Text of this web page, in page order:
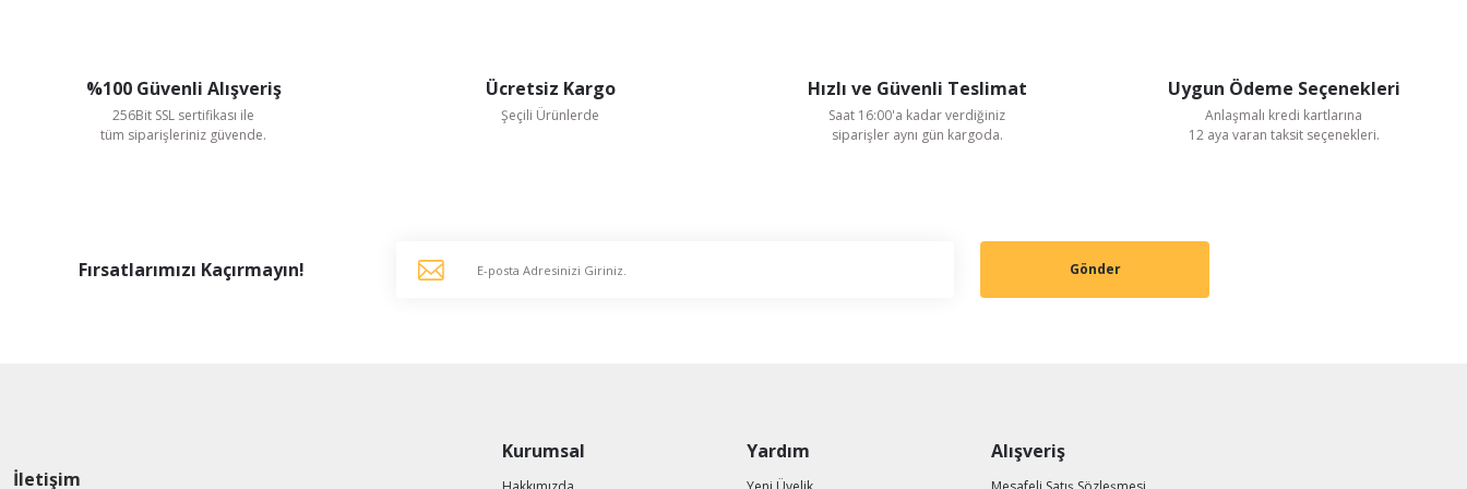
Yılmaz Redüktör
Yılmaz EN125 - ET125 tip Sonsuz Vidalı Motorsuz Redüktör Çıkış Mili Yılmaz Redüktör
Yılmaz EN125 - ET125 tip Sonsuz Vidalı Motorsuz Redüktör Çıkış Flanşı
%100 Güvenli Alışveriş
256Bit SSL sertifikası ile
tüm siparişleriniz güvende.
Ücretsiz Kargo
Şeçili Ürünlerde
Hızlı ve Güvenli Teslimat
Saat 16:00'a kadar verdiğiniz
siparişler aynı gün kargoda.
Uygun Ödeme Seçenekleri
Anlaşmalı kredi kartlarına
12 aya varan taksit seçenekleri.
Fırsatlarımızı Kaçırmayın! Gönder
İletişim
Kurumsal Yardım Alışveriş